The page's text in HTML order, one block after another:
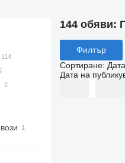
144 обяви:
Филтър
Сортиране:
Дата на